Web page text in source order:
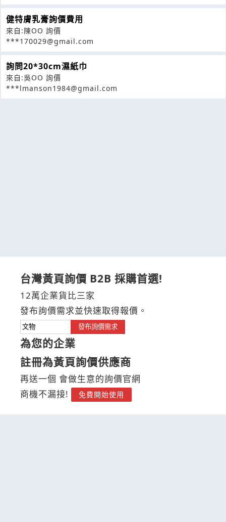
健特膚乳膏詢價費用
來自:陳OO 詢價
***170029@gmail.com
詢問20*30cm濕紙巾
來自:吳OO 詢價
***lmanson1984@gmail.com
台灣黃頁詢價 B2B 採購首選!
12萬企業貨比三家
發布詢價需求並快速取得報價。
發布詢價需求
為您的企業
註冊為黃頁詢價供應商
再送一個 會做生意的詢價官網
商機不漏接!
免費開始使用